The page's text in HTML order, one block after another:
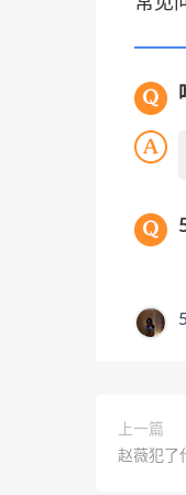
上一篇
赵薇犯了